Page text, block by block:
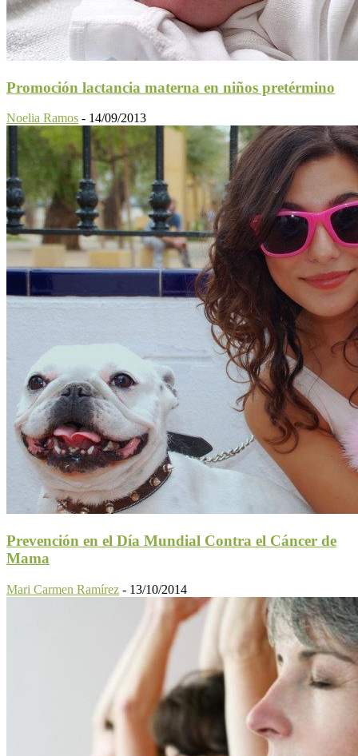
Promoción lactancia materna en niños pretérmino
Noelia Ramos - 14/09/2013
Prevención en el Día Mundial Contra el Cáncer de
Mama
Mari Carmen Ramírez - 13/10/2014